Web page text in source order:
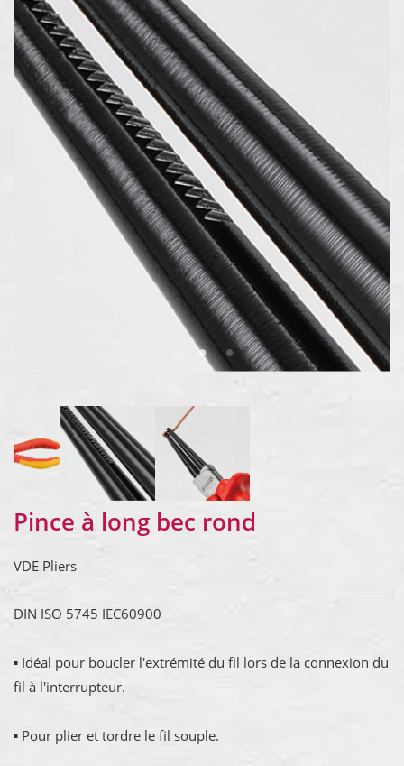
Pince à long bec rond
VDE Pliers
DIN ISO 5745 IEC60900
▪ Idéal pour boucler l'extrémité du fil lors de la connexion du
fil à l'interrupteur.
▪ Pour plier et tordre le fil souple.